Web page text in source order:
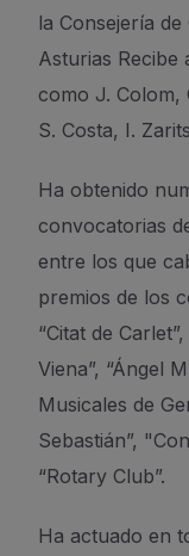
la Consejería
Asturias Recibe
como J. Colom,
S. Costa, I.
Ha obtenido
convocatorias
entre los que
premios de los
“Citat de
Viena”, “Ángel
Musicales de
Sebastián”,
“Rotary Club”.
Ha actuado en